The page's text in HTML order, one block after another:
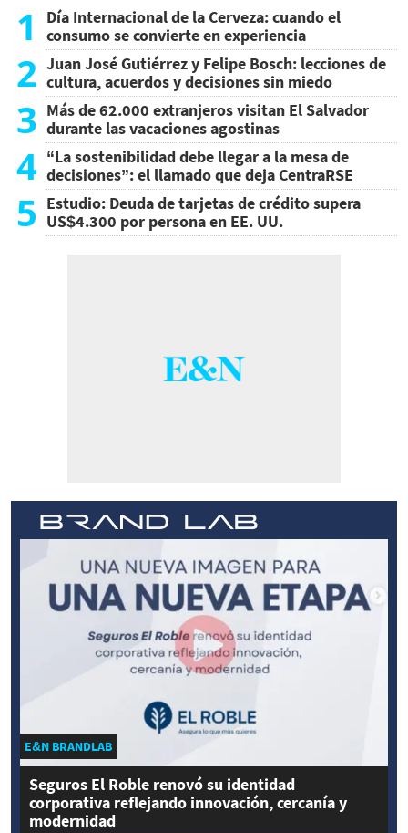
1
Día Internacional de la Cerveza: cuando el
consumo se convierte en experiencia
2 Juan José Gutiérrez y Felipe Bosch: lecciones de
cultura, acuerdos y decisiones sin miedo
3 Más de 62.000 extranjeros visitan El Salvador
durante las vacaciones agostinas
4 “La sostenibilidad debe llegar a la mesa de
decisiones”: el llamado que deja CentraRSE
5 Estudio: Deuda de tarjetas de crédito supera
US$4.300 por persona en EE. UU.
E&N BRANDLAB
Seguros El Roble renovó su identidad
corporativa reflejando innovación, cercanía y
modernidad